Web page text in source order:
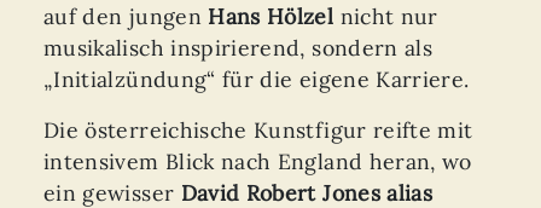
auf den jungen Hans Hölzel nicht nur
musikalisch inspirierend, sondern als
„Initialzündung“ für die eigene Karriere.
Die österreichische Kunstfigur reifte mit
intensivem Blick nach England heran, wo
ein gewisser David Robert Jones alias